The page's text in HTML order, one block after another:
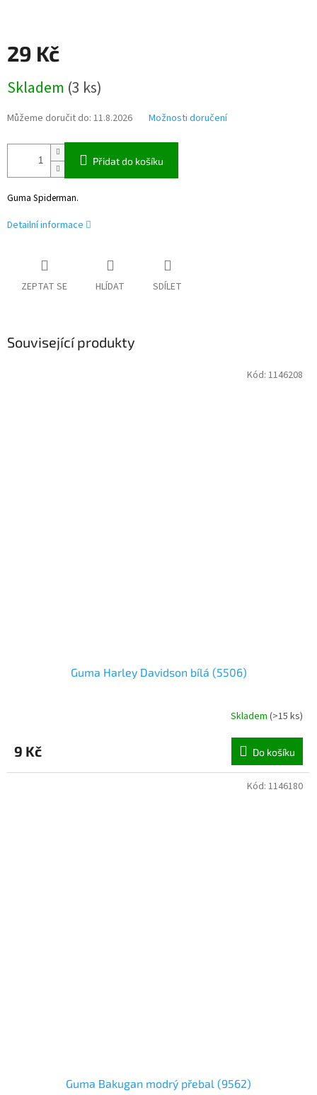
29 Kč
cena:
Skladem (3 ks)
Můžeme doručit do: 11.8.2026 Možnosti doručení
Přidat do košíku
Guma Spiderman.
Detailní informace
ZEPTAT SE HLÍDAT SDÍLET
Související produkty
Guma Harley Davidson bílá (5506)
Skladem (>15 ks)
9 Kč Do košíku
Kód: 1146208
Guma Bakugan modrý přebal (9562)
Kód: 1146180